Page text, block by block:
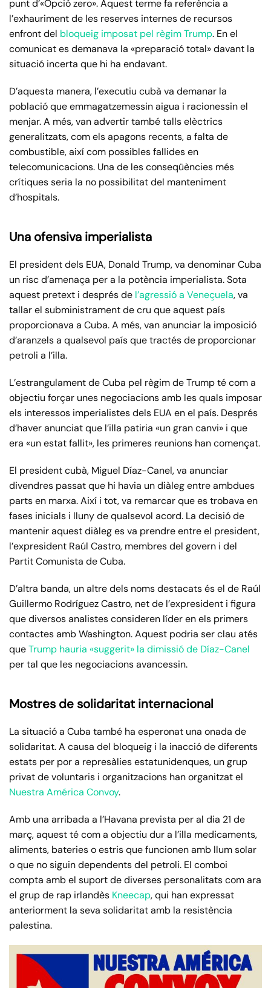
punt d’«Opció zero». Aquest terme fa referència a
l’exhauriment de les reserves internes de recursos
enfront del bloqueig imposat pel règim Trump. En el
comunicat es demanava la «preparació total» davant la
situació incerta que hi ha endavant.
D’aquesta manera, l’executiu cubà va demanar la
població que emmagatzemessin aigua i racionessin el
menjar. A més, van advertir també talls elèctrics
generalitzats, com els apagons recents, a falta de
combustible, així com possibles fallides en
telecomunicacions. Una de les conseqüències més
crítiques seria la no possibilitat del manteniment
d’hospitals.
Una ofensiva imperialista
El president dels EUA, Donald Trump, va denominar Cuba
un risc d’amenaça per a la potència imperialista. Sota
aquest pretext i després de l’agressió a Veneçuela, va
tallar el subministrament de cru que aquest país
proporcionava a Cuba. A més, van anunciar la imposició
d’aranzels a qualsevol país que tractés de proporcionar
petroli a l’illa.
L’estrangulament de Cuba pel règim de Trump té com a
objectiu forçar unes negociacions amb les quals imposar
els interessos imperialistes dels EUA en el país. Després
d’haver anunciat que l’illa patiria «un gran canvi» i que
era «un estat fallit», les primeres reunions han començat.
El president cubà, Miguel Díaz-Canel, va anunciar
divendres passat que hi havia un diàleg entre ambdues
parts en marxa. Així i tot, va remarcar que es trobava en
fases inicials i lluny de qualsevol acord. La decisió de
mantenir aquest diàleg es va prendre entre el president,
l’expresident Raúl Castro, membres del govern i del
Partit Comunista de Cuba.
D’altra banda, un altre dels noms destacats és el de Raúl
Guillermo Rodríguez Castro, net de l’expresident i figura
que diversos analistes consideren líder en els primers
contactes amb Washington. Aquest podria ser clau atés
queTrump hauria «suggerit» la dimissió de Díaz-Canel
per tal que les negociacions avancessin.
Mostres de solidaritat internacional
La situació a Cuba també ha esperonat una onada de
solidaritat. A causa del bloqueig i la inacció de diferents
estats per por a represàlies estatunidenques, un grup
privat de voluntaris i organitzacions han organitzat el
Nuestra América Convoy.
Amb una arribada a l’Havana prevista per al dia 21 de
març, aquest té com a objectiu dur a l’illa medicaments,
aliments, bateries o estris que funcionen amb llum solar
o que no siguin dependents del petroli. El comboi
compta amb el suport de diverses personalitats com ara
el grup de rap irlandès Kneecap, qui han expressat
anteriorment la seva solidaritat amb la resistència
palestina.